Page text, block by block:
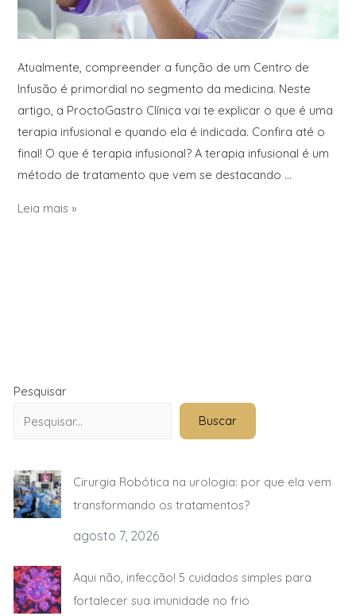
Atualmente, compreender a função de um Centro de
Infusão é primordial no segmento da medicina. Neste
artigo, a ProctoGastro Clínica vai te explicar o que é uma
terapia infusional e quando ela é indicada. Confira até o
final! O que é terapia infusional? A terapia infusional é um
método de tratamento que vem se destacando …
Leia mais »
Pesquisar
Buscar
Cirurgia Robótica na urologia: por que ela vem
transformando os tratamentos?
agosto 7, 2026
Aqui não, infecção! 5 cuidados simples para
fortalecer sua imunidade no frio